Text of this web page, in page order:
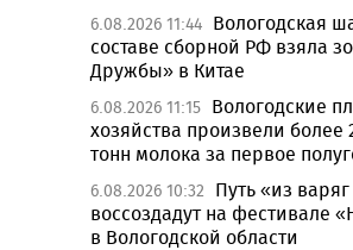
6.08.2026 11:44 Вологодская
составе сборной РФ взяла
Дружбы» в Китае
6.08.2026 11:15 Вологодские
хозяйства произвели более
тонн молока за первое
6.08.2026 10:32
Путь «из
воссоздадут на фестивале
в Вологодской области